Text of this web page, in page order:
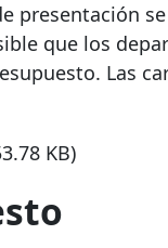
presentación
que los
Las
KB)